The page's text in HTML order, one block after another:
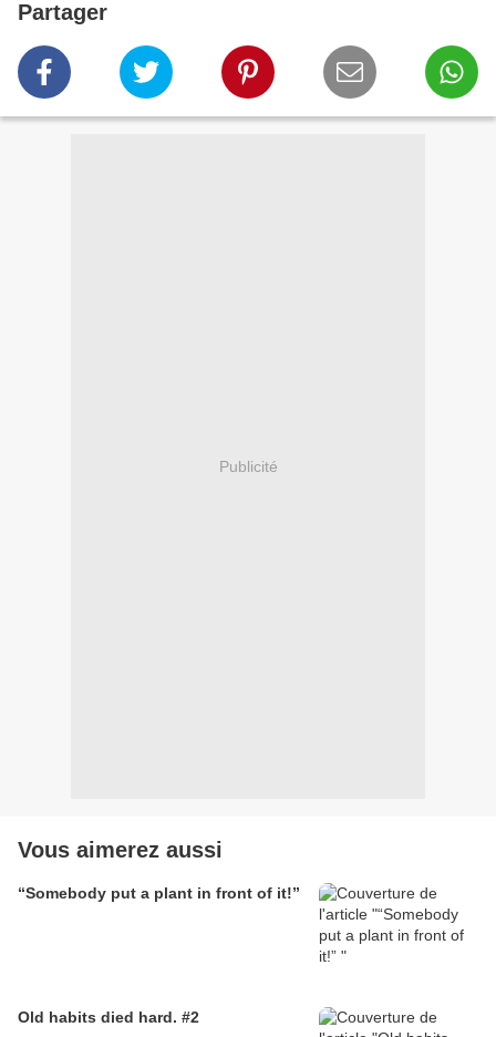
Partager
Publicité
Vous aimerez aussi
“Somebody put a plant in front of it!”
Old habits died hard. #2